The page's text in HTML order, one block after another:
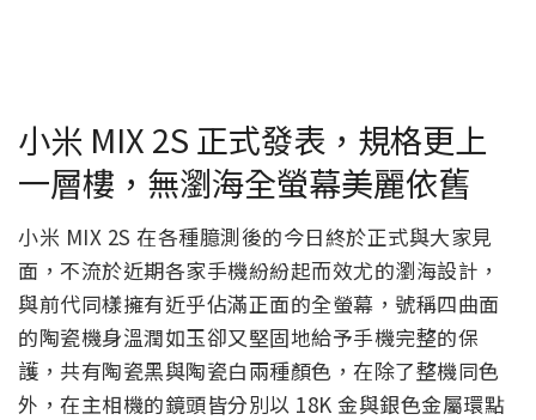
小米 MIX 2S 正式發表，規格更上
一層樓，無瀏海全螢幕美麗依舊
小米 MIX 2S 在各種臆測後的今日終於正式與大家見
面，不流於近期各家手機紛紛起而效尤的瀏海設計，
與前代同樣擁有近乎佔滿正面的全螢幕，號稱四曲面
的陶瓷機身溫潤如玉卻又堅固地給予手機完整的保
護，共有陶瓷黑與陶瓷白兩種顏色，在除了整機同色
外，在主相機的鏡頭皆分別以 18K 金與銀色金屬環點